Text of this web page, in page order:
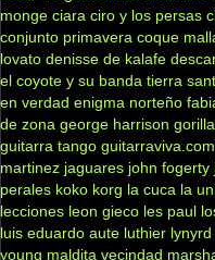
monge ciara ciro y los persas
conjunto primavera coque
lovato denisse de kalafe
el coyote y su banda tierra
en verdad enigma norteño
de zona george harrison
guitarra tango guitarraviva.com
martinez jaguares john fogerty
perales koko korg la cuca la
lecciones leon gieco les paul
luis eduardo aute luthier
young maldita vecindad